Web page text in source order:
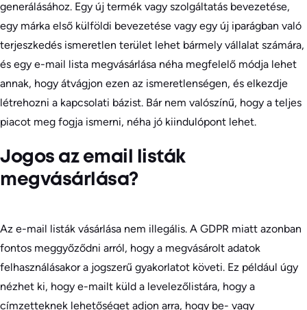
generálásához. Egy új termék vagy szolgáltatás bevezetése,
egy márka első külföldi bevezetése vagy egy új iparágban való
terjeszkedés ismeretlen terület lehet bármely vállalat számára,
és egy e-mail lista megvásárlása néha megfelelő módja lehet
annak, hogy átvágjon ezen az ismeretlenségen, és elkezdje
létrehozni a kapcsolati bázist. Bár nem valószínű, hogy a teljes
piacot meg fogja ismerni, néha jó kiindulópont lehet.
Jogos az email listák
megvásárlása?
Az e-mail listák vásárlása nem illegális. A GDPR miatt azonban
fontos meggyőződni arról, hogy a megvásárolt adatok
felhasználásakor a jogszerű gyakorlatot követi. Ez például úgy
nézhet ki, hogy e-mailt küld a levelezőlistára, hogy a
címzetteknek lehetőséget adjon arra, hogy be- vagy